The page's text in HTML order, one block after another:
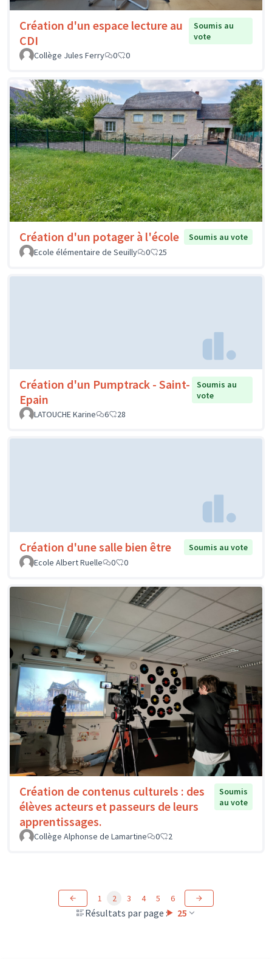
Création d'un espace lecture au
CDI
Soumis au
vote
Collège Jules Ferry
0 0
Création d'un potager à l'école
Soumis au vote
Ecole élémentaire de Seuilly
0 25
Création d'un Pumptrack - Saint-
Epain
Soumis au
vote
LATOUCHE Karine
6 28
Création d'une salle bien être
Soumis au vote
Ecole Albert Ruelle
0 0
Création de contenus culturels : des
élèves acteurs et passeurs de leurs
apprentissages.
Soumis
au vote
Collège Alphonse de Lamartine 0 2
Résultats par page : 25
1 2 3 4 5 6